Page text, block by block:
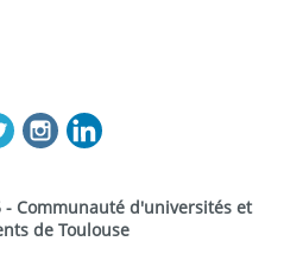
Communauté d'universités et
de Toulouse